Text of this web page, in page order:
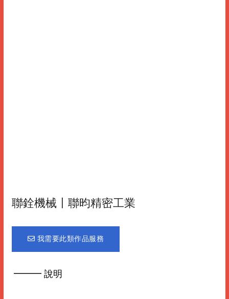
聯銓機械〡聯昀精密工業
我需要此類作品服務
━━━ 說明